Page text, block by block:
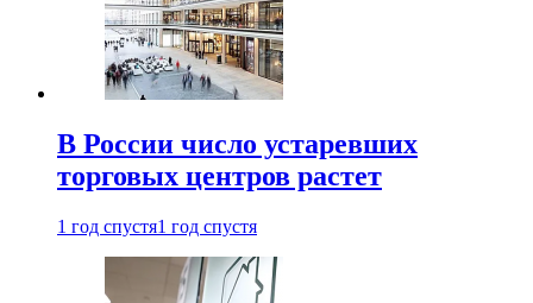
В России число устаревших
торговых центров растет
1 год спустя1 год спустя